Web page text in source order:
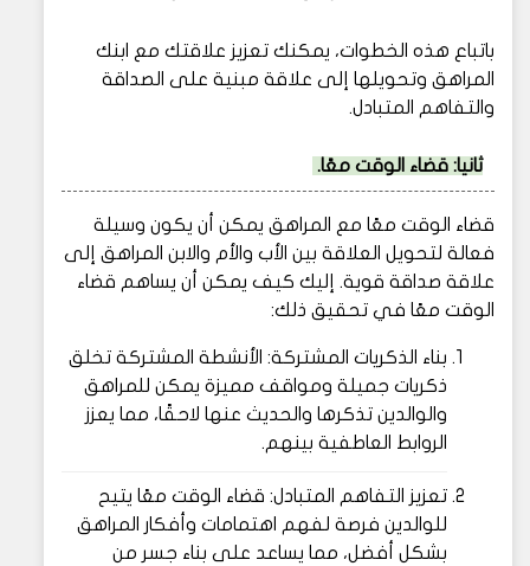
باتباع هذه الخطوات، يمكنك تعزيز علاقتك مع ابنك
المراهق وتحويلها إلى علاقة مبنية على الصداقة
والتفاهم المتبادل.
ثانيا: قضاء الوقت معًا.
قضاء الوقت معًا مع المراهق يمكن أن يكون وسيلة
فعالة لتحويل العلاقة بين الأب والأم والابن المراهق إلى
علاقة صداقة قوية. إليك كيف يمكن أن يساهم قضاء
الوقت معًا في تحقيق ذلك:
بناء الذكريات المشتركة: الأنشطة المشتركة تخلق
ذكريات جميلة ومواقف مميزة يمكن للمراهق
والوالدين تذكرها والحديث عنها لاحقًا، مما يعزز
الروابط العاطفية بينهم.
تعزيز التفاهم المتبادل: قضاء الوقت معًا يتيح
للوالدين فرصة لفهم اهتمامات وأفكار المراهق
بشكل أفضل، مما يساعد على بناء جسر من